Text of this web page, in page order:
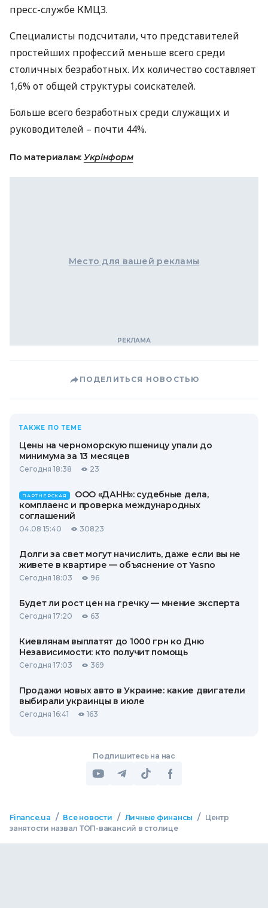
пресс-службе КМЦЗ.
Специалисты подсчитали, что представителей
простейших профессий меньше всего среди
столичных безработных. Их количество составляет
1,6% от общей структуры соискателей.
Больше всего безработных среди служащих и
руководителей – почти 44%.
По материалам: Укрінформ
Место для вашей рекламы
ПОДЕЛИТЬСЯ НОВОСТЬЮ
ТАКЖЕ ПО ТЕМЕ
Цены на черноморскую пшеницу упали до
минимума за 13 месяцев
Сегодня 18:38 23
ПАРТНЕРСКАЯ
ООО «ДАНН»: судебные дела,
комплаенс и проверка международных
соглашений
04.08 15:40 30823
Долги за свет могут начислить, даже если вы не
живете в квартире — объяснение от Yasno
Сегодня 18:03 96
Будет ли рост цен на гречку — мнение эксперта
Сегодня 17:20 63
Киевлянам выплатят до 1000 грн ко Дню
Независимости: кто получит помощь
Сегодня 17:03 369
Продажи новых авто в Украине: какие двигатели
выбирали украинцы в июле
Сегодня 16:41 163
Подпишитесь на нас
Finance.ua / Все новости / Личные финансы /
Центр
занятости назвал ТОП-вакансий в столице